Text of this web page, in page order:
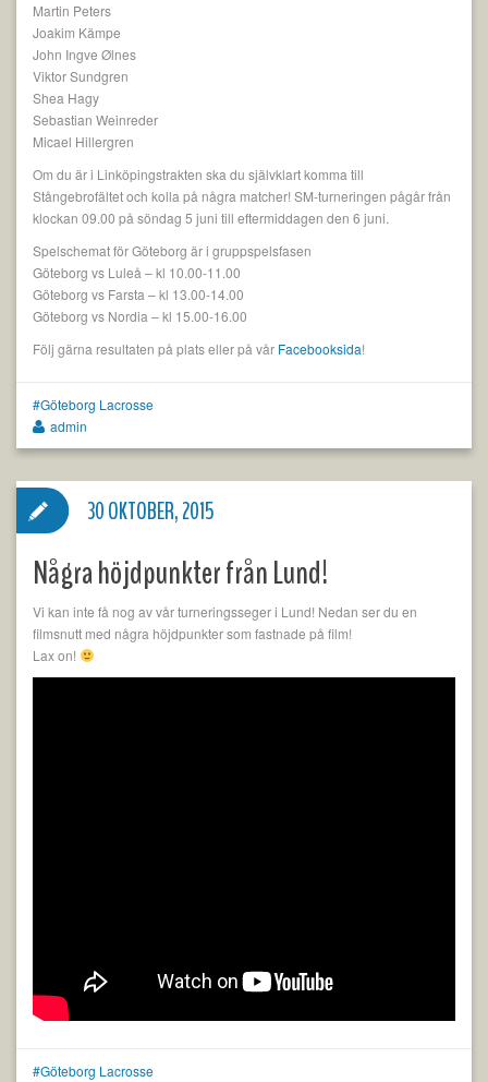
Martin Peters
Joakim Kämpe
John Ingve Ølnes
Viktor Sundgren
Shea Hagy
Sebastian Weinreder
Micael Hillergren
Om du är i Linköpingstrakten ska du självklart komma till
Stångebrofältet och kolla på några matcher! SM-turneringen pågår från
klockan 09.00 på söndag 5 juni till eftermiddagen den 6 juni.
Spelschemat för Göteborg är i gruppspelsfasen
Göteborg vs Luleå – kl 10.00-11.00
Göteborg vs Farsta – kl 13.00-14.00
Göteborg vs Nordia – kl 15.00-16.00
Följ gärna resultaten på plats eller på vår Facebooksida!
Göteborg Lacrosse
admin
Några höjdpunkter från Lund!
Vi kan inte få nog av vår turneringsseger i Lund! Nedan ser du en
filmsnutt med några höjdpunkter som fastnade på film!
Lax on!
30 OKTOBER, 2015
Göteborg Lacrosse